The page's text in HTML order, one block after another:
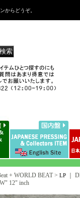
からどうぞ。
+ WORLD BEAT > LP｜
12" inch